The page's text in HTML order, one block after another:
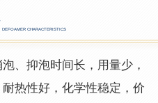
DEFOAMER CHARACTERISTICS
、抑泡时间长，用量少，
热性好，化学性稳定，价